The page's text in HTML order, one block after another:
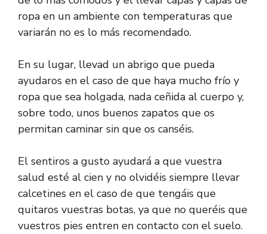
ropa en un ambiente con temperaturas que
variarán no es lo más recomendado.
En su lugar, llevad un abrigo que pueda
ayudaros en el caso de que haya mucho frío y
ropa que sea holgada, nada ceñida al cuerpo y,
sobre todo, unos buenos zapatos que os
permitan caminar sin que os canséis.
El sentiros a gusto ayudará a que vuestra
salud esté al cien y no olvidéis siempre llevar
calcetines en el caso de que tengáis que
quitaros vuestras botas, ya que no queréis que
vuestros pies entren en contacto con el suelo.